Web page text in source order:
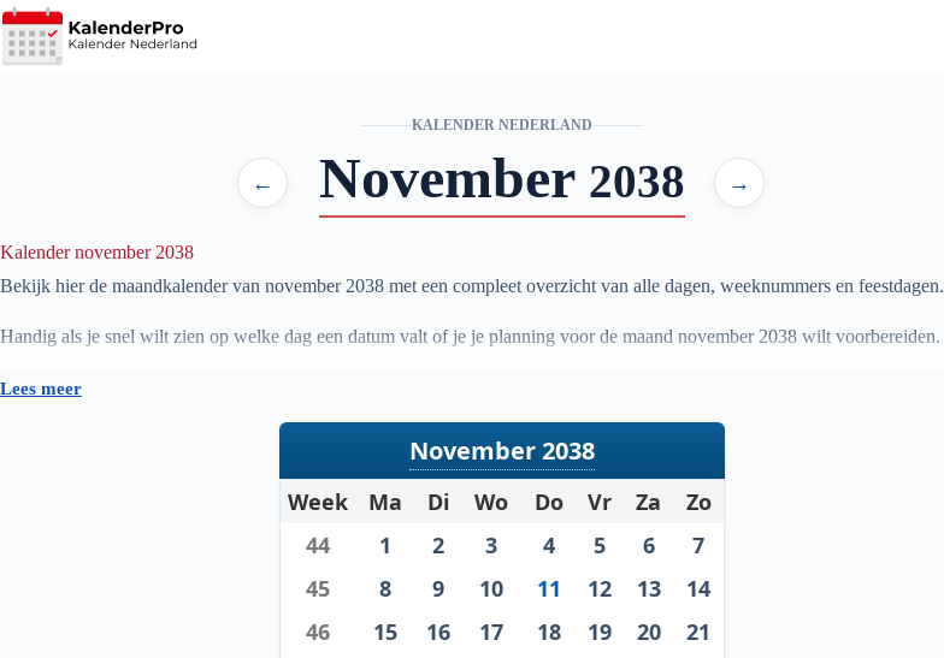
Ga
naar
de
KALENDER NEDERLAND
← November 2038 →
Kalender november 2038
Bekijk hier de maandkalender van november 2038 met een compleet overzicht van alle dagen, weeknummers en feestdagen.
Handig als je snel wilt zien op welke dag een datum valt of je je planning voor de maand november 2038 wilt voorbereiden.
Lees meer
November 2038
Week Ma Di Wo Do Vr Za
Zo
44
1 2 3 4 5 6
7
45
8 9 10 11 12 13
14
46
15 16 17 18 19 20
21